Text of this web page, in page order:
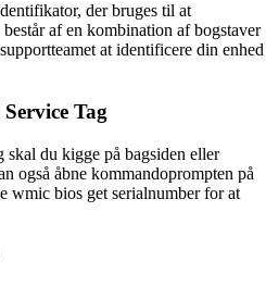
der bruges til at
af en kombination af bogstaver
at identificere din enhed
Tag
du kigge på bagsiden eller
også åbne kommandoprompten på
wmic bios get serialnumber for at